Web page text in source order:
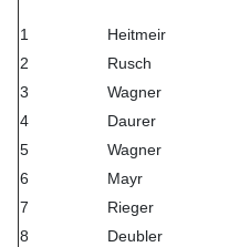
1 Heitmeir
2
Rusch
3
Wagner
4
Daurer
5
Wagner
6
Mayr
7
Rieger
8
Deubler